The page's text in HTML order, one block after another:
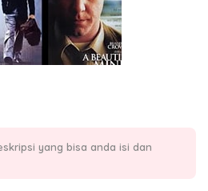
yang bisa anda isi dan